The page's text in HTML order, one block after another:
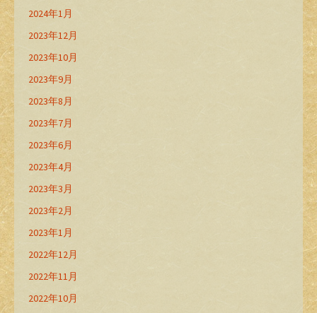
2024年1月
2023年12月
2023年10月
2023年9月
2023年8月
2023年7月
2023年6月
2023年4月
2023年3月
2023年2月
2023年1月
2022年12月
2022年11月
2022年10月